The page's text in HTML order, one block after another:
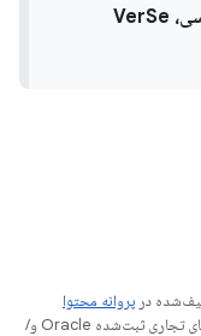
– شایلندرا شارما، SVP محصول و مهندسی، VerSe
در پروانه محتوا
هستند. جاوا و OpenJDK علامت‌های تجاری یا علامت‌های تجاری ثبت‌شده Oracle و/